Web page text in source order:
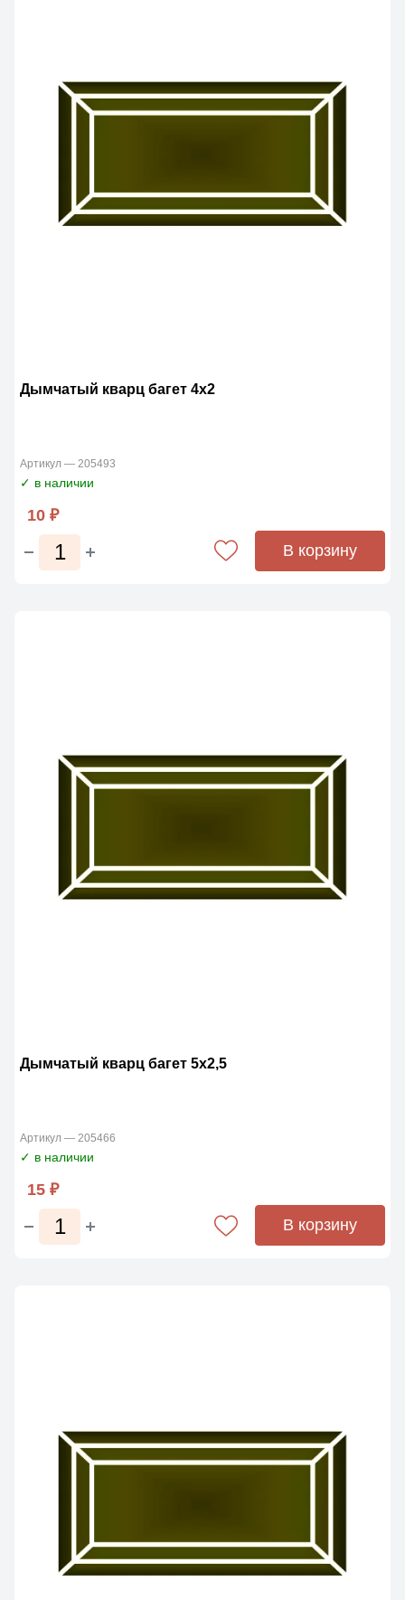
Дымчатый кварц багет 4х2
Артикул — 205493
✓ в наличии
10 ₽
В корзину
Дымчатый кварц багет 5х2,5
Артикул — 205466
✓ в наличии
15 ₽
В корзину